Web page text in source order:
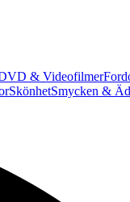
& Videofilmer
SkönhetSmycken &